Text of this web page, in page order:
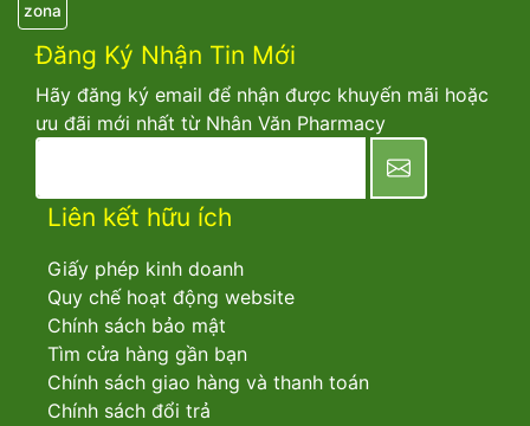
zona
Đăng Ký Nhận Tin Mới
Hãy đăng ký email để nhận được khuyến mãi hoặc
ưu đãi mới nhất từ Nhân Văn Pharmacy
Liên kết hữu ích
Giấy phép kinh doanh
Quy chế hoạt động website
Chính sách bảo mật
Tìm cửa hàng gần bạn
Chính sách giao hàng và thanh toán
Chính sách đổi trả